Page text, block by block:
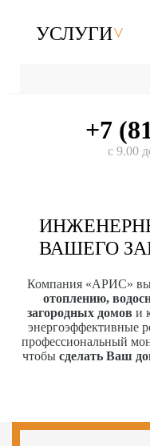
УСЛУГИ
+7
с 9.00
ВАШЕГО
Компания «АРИС»
отоплению,
загородных домов и
энергоэффективные
профессиональный
чтобы сделать Ваш